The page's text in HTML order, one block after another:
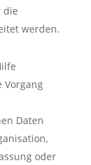
die
werden.
Daten
oder